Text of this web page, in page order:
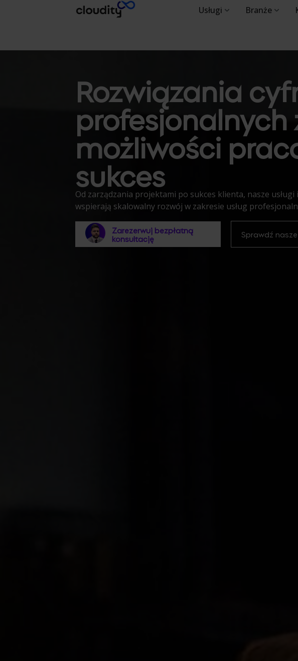
Usługi Branże
Rozwiązania
profesjonalnych
możliwości
sukces
Od zarządzania projektami po sukces klienta, nasze
wspierają skalowalny rozwój w zakresie usług
Zarezerwuj bezpłatną
konsultację Sprawdź nasze